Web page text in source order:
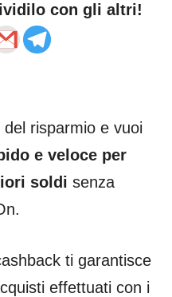
con gli altri!
risparmio e vuoi
e veloce per
soldi senza
ti garantisce
effettuati con i